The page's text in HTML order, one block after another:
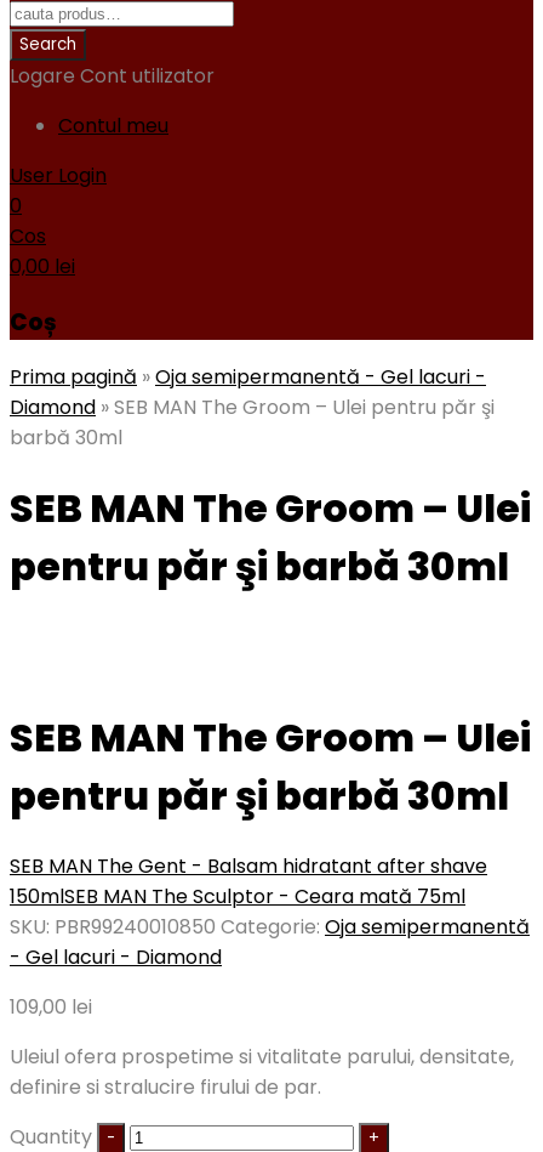
Logare Cont utilizator
Contul meu
User Login
0
Cos
0,00 lei
Coș
Prima pagină »Oja semipermanentă - Gel lacuri -
Diamond »SEB MAN The Groom – Ulei pentru păr şi
barbă 30ml
SEB MAN The Groom – Ulei
pentru păr şi barbă 30ml
SEB MAN The Groom – Ulei
pentru păr şi barbă 30ml
SEB MAN The Gent - Balsam hidratant after shave
150mlSEB MAN The Sculptor - Ceara mată 75ml
SKU: PBR99240010850 Categorie: Oja semipermanentă
- Gel lacuri - Diamond
109,00 lei
Uleiul ofera prospetime si vitalitate parului, densitate,
definire si stralucire firului de par.
Quantity